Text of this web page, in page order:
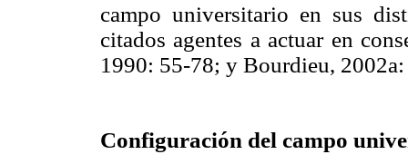
campo universitario en sus
citados agentes a actuar en
1990: 55-78; y Bourdieu,
Configuración del campo